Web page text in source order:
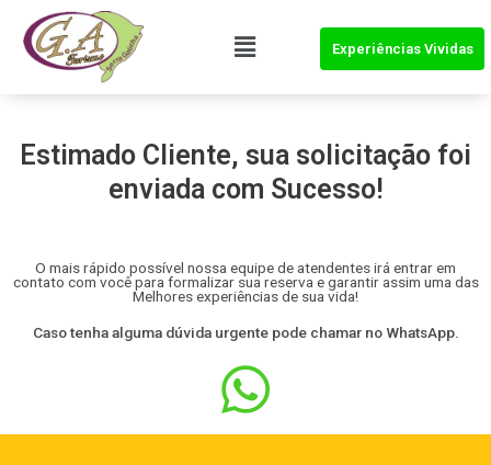
Experiências Vividas
Estimado Cliente, sua solicitação foi
enviada com Sucesso!
O mais rápido possível nossa equipe de atendentes irá entrar em
contato com você para formalizar sua reserva e garantir assim uma das
Melhores experiências de sua vida!
Caso tenha alguma dúvida urgente pode chamar no WhatsApp.